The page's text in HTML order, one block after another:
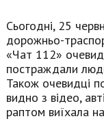
Сьогодні, 25
дорожньо-
«Чат 112»
постраждали
Також очевидці
видно з відео,
раптом виїхала